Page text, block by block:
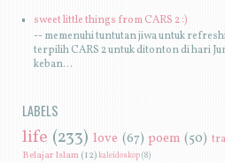
sweet little things from CARS 2 :)
-- memenuhi tuntutan jiwa untuk
terpilih CARS 2 untuk ditonton di hari
keban...
LABELS
life (233) love (67) poem (50)
Belajar Islam (12)kaleidoskop(8)